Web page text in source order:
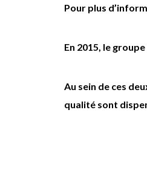
Pour plus
En 2015, le
Au sein de ces
qualité sont